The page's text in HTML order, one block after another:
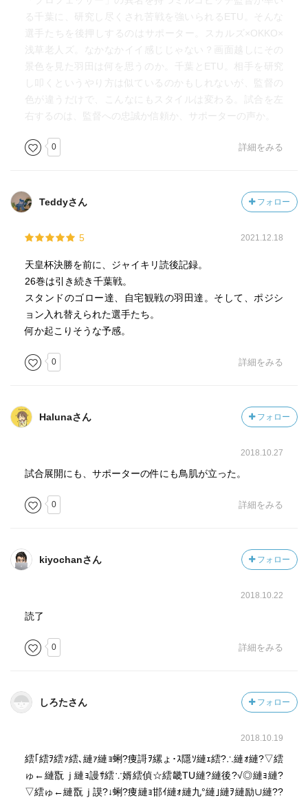
る千葉に、研究し尽くされ苦戦を強いられるETU。そんな
選手たちを後押しするのはサポーター。スカルズ×OKKO×
浅草老人ズ。なかなかイイ感じじゃない？画面越しにその
景色を見た羽田は何を思うのか。千葉とETU。相手を研究
し叩くというやり方は似ているのかもしれないが、監督の
色が違うだけで、こんなにもスタイルは変わる。試合を左
右するのは、監督への忠誠か信頼か、サポーターの声か。
0 詳細をみる
Teddyさん フォロー
5 2021.12.18
天皇杯決勝を前に、ジャイキリ読後記録。
26巻は引き続き千葉戦。
スタンドのゴロー達、自宅観戦の羽田達。そして、ポジシ
ョン入れ替えられた選手たち。
何か起こりそうな予感。
0 詳細をみる
Halunaさん フォロー
2018.10.27
試合展開にも、サポーターの件にも鳥肌が立った。
0 詳細をみる
kiyochanさん フォロー
2018.10.22
読了
0 詳細をみる
しろたさん フォロー
2018.10.19
繧｢繧ｦ繧ｧ繧､縺ｧ縺ｮ蜊?痩謌ｦ縲ょ･ｽ隱ｿ縺ｪ繧?∴縺ｫ縺?▽繧
ゅ←縺翫ｊ縺ｮ謾ｻ繧∵婿繧偵☆繧畿TU縺?縺後?√◎縺ｮ縺?
▽繧ゅ←縺翫ｊ謨?↓蜊?痩縺ｮ邯ｲ縺ｫ縺九°縺｣縺ｦ縺励∪縺??